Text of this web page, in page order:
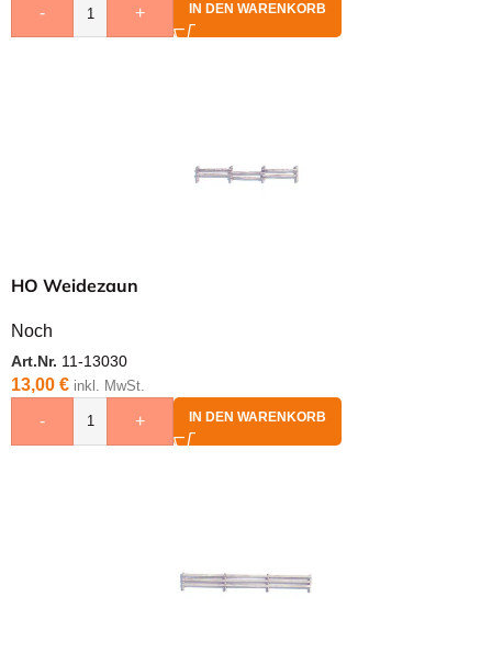
- + IN DEN WARENKORB
HO Weidezaun
Noch
Art.Nr. 11-13030
13,00 € inkl. MwSt.
- + IN DEN WARENKORB